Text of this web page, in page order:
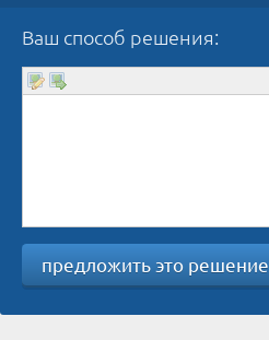
Ваш способ решения:
предложить это решение